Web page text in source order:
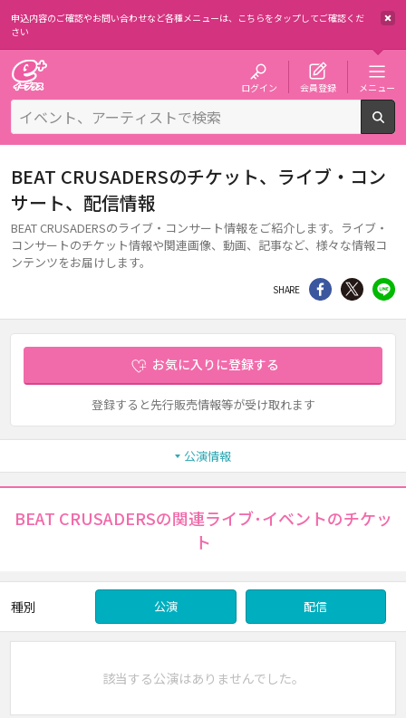
申込内容のご確認やお問い合わせなど各種メニューは、 こちらをタップしてご確認くだ
さい
ログイン 会員登録 メニュー
BEAT CRUSADERSのチケット、ライブ・コン
サート、配信情報
BEAT CRUSADERSのライブ・コンサート情報をご紹介します。ライブ・
コンサートのチケット情報や関連画像、動画、記事など、様々な情報コ
ンテンツをお届けします。
SHARE シェア Twitter
お気に入りに登録する
登録すると先行販売情報等が受け取れます
公演情報
BEAT CRUSADERSの関連ライブ･イベントのチケッ
ト
種別 公演 配信
該当する公演はありませんでした。